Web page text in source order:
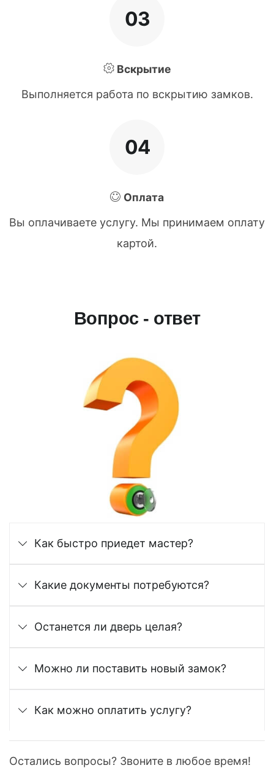
03
Вскрытие
Выполняется работа по вскрытию замков.
04
Оплата
Вы оплачиваете услугу. Мы принимаем оплату
картой.
Вопрос - ответ
Как быстро приедет мастер?
Какие документы потребуются?
Останется ли дверь целая?
Можно ли поставить новый замок?
Как можно оплатить услугу?
Остались вопросы? Звоните в любое время!